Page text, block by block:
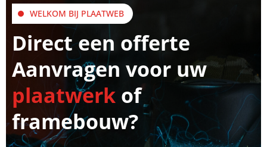
WELKOM BIJ PLAATWEB
Direct een offerte
Aanvragen voor uw
plaatwerk of
framebouw?